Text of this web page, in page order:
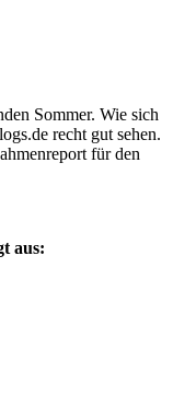
Sommer. Wie sich
recht gut sehen.
für den
aus: